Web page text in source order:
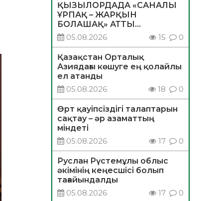
ҚЫЗЫЛОРДАДА «САНАЛЫ
ҰРПАҚ – ЖАРҚЫН
БОЛАШАҚ» АТТЫ
КЕҢЕЙТІЛГЕН МӘЖІЛІС
ӨТТІ
05.08.2026 15 0
Қазақстан Орталық
Азиядағы көшуге ең қолайлы
ел атанды
05.08.2026
18 0
Өрт қауіпсіздігі талаптарын
сақтау – әр азаматтың
міндеті
05.08.2026
17 0
Руслан Рүстемұлы облыс
әкімінің кеңесшісі болып
тағайындалды
05.08.2026
17 0